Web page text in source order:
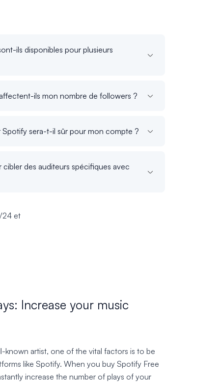
ils disponibles pour plusieurs
ils mon nombre de followers ?
Spotify sera-t-il sûr pour mon compte ?
des auditeurs spécifiques avec
24 et
Increase your music
known artist, one of the vital factors is to be
like Spotify. When you buy Spotify Free
increase the number of plays of your